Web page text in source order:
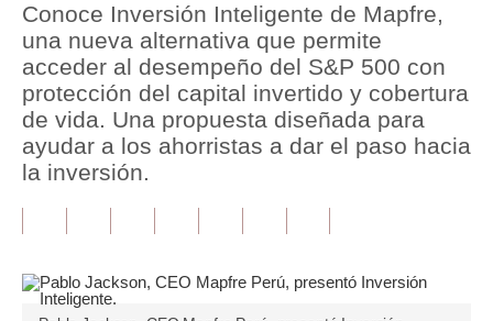
Política
Tu Dinero
Finanzas Personales
Inmobiliarias
Editorial
Conoce Inversión Inteligente de Mapfre,
una nueva alternativa que permite
acceder al desempeño del S&P 500 con
protección del capital invertido y cobertura
de vida. Una propuesta diseñada para
ayudar a los ahorristas a dar el paso hacia
la inversión.